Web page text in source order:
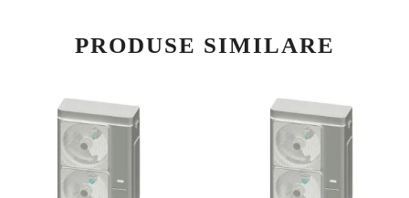
PRODUSE SIMILARE